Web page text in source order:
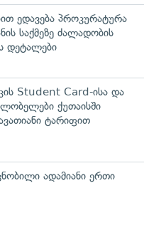
ედავება პროკურატურა
საქმეზე ძალადობის
დეტალები
Student Card-ისა და
ქუთაისში
ტარიფით
ადამიანი ერთი